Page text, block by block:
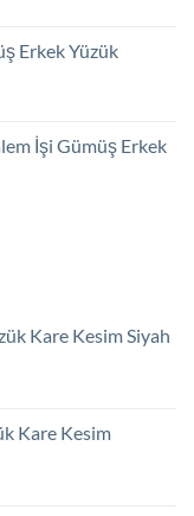
Erkek Yüzük
İşi Gümüş Erkek
Kare Kesim Siyah
Kare Kesim